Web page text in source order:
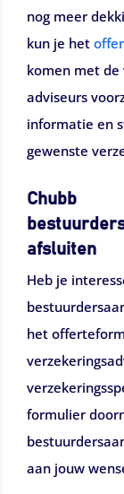
nog meer
kun je het
komen met de
adviseurs
informatie en
gewenste
Chubb
afsluiten
Heb je
het
formulier
aan jouw